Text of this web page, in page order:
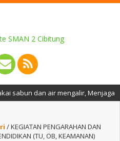
air mengalir, Menjaga jarak,
/KEGIATAN PENGARAHAN DAN
(TU, OB, KEAMANAN)